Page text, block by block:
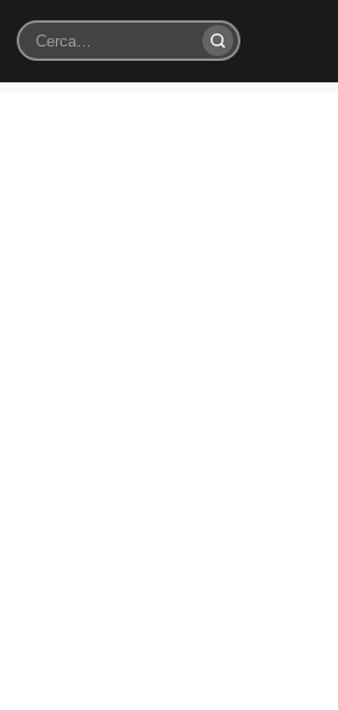
Cerca